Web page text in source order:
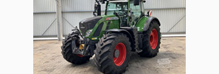
Steinbock Spezial-Baumaschinen
Steinbock Wp Gabelstapler
Steinbock Wr Gabelstapler